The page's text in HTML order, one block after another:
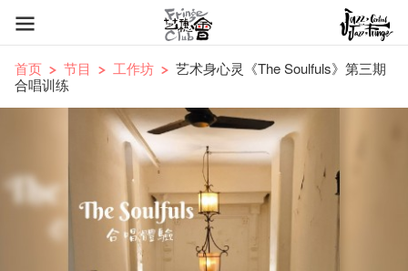
首页 节目 工作坊
艺术身心灵《The Soulfuls》第三期
合唱训练